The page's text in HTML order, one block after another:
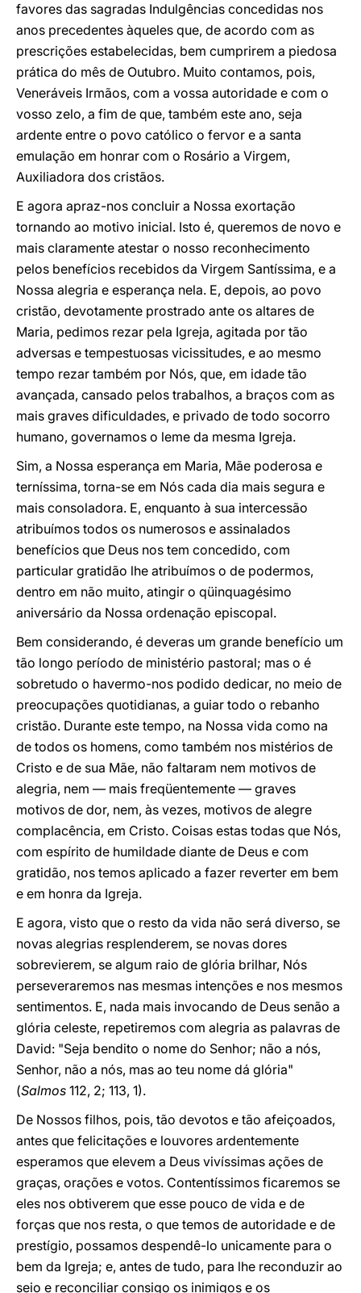
favores das sagradas Indulgências concedidas nos
anos precedentes àqueles que, de acordo com as
prescrições estabelecidas, bem cumprirem a piedosa
prática do mês de Outubro. Muito contamos, pois,
Veneráveis Irmãos, com a vossa autoridade e com o
vosso zelo, a fim de que, também este ano, seja
ardente entre o povo católico o fervor e a santa
emulação em honrar com o Rosário a Virgem,
Auxiliadora dos cristãos.
E agora apraz-nos concluir a Nossa exortação
tornando ao motivo inicial. Isto é, queremos de novo e
mais claramente atestar o nosso reconhecimento
pelos benefícios recebidos da Virgem Santíssima, e a
Nossa alegria e esperança nela. E, depois, ao povo
cristão, devotamente prostrado ante os altares de
Maria, pedimos rezar pela Igreja, agitada por tão
adversas e tempestuosas vicissitudes, e ao mesmo
tempo rezar também por Nós, que, em idade tão
avançada, cansado pelos trabalhos, a braços com as
mais graves dificuldades, e privado de todo socorro
humano, governamos o leme da mesma Igreja.
Sim, a Nossa esperança em Maria, Mãe poderosa e
terníssima, torna-se em Nós cada dia mais segura e
mais consoladora. E, enquanto à sua intercessão
atribuímos todos os numerosos e assinalados
benefícios que Deus nos tem concedido, com
particular gratidão lhe atribuímos o de podermos,
dentro em não muito, atingir o qüinquagésimo
aniversário da Nossa ordenação episcopal.
Bem considerando, é deveras um grande benefício um
tão longo período de ministério pastoral; mas o é
sobretudo o havermo-nos podido dedicar, no meio de
preocupações quotidianas, a guiar todo o rebanho
cristão. Durante este tempo, na Nossa vida como na
de todos os homens, como também nos mistérios de
Cristo e de sua Mãe, não faltaram nem motivos de
alegria, nem ― mais freqüentemente ― graves
motivos de dor, nem, às vezes, motivos de alegre
complacência, em Cristo. Coisas estas todas que Nós,
com espírito de humildade diante de Deus e com
gratidão, nos temos aplicado a fazer reverter em bem
e em honra da Igreja.
E agora, visto que o resto da vida não será diverso, se
novas alegrias resplenderem, se novas dores
sobrevierem, se algum raio de glória brilhar, Nós
perseveraremos nas mesmas intenções e nos mesmos
sentimentos. E, nada mais invocando de Deus senão a
glória celeste, repetiremos com alegria as palavras de
David: "Seja bendito o nome do Senhor; não a nós,
Senhor, não a nós, mas ao teu nome dá glória"
(Salmos 112, 2; 113, 1).
De Nossos filhos, pois, tão devotos e tão afeiçoados,
antes que felicitações e louvores ardentemente
esperamos que elevem a Deus vivíssimas ações de
graças, orações e votos. Contentíssimos ficaremos se
eles nos obtiverem que esse pouco de vida e de
forças que nos resta, o que temos de autoridade e de
prestígio, possamos despendê-lo unicamente para o
bem da Igreja; e, antes de tudo, para lhe reconduzir ao
seio e reconciliar consigo os inimigos e os